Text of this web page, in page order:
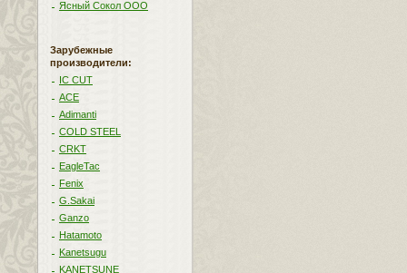
Ясный Сокол ООО
Зарубежные
производители:
IC CUT
ACE
Adimanti
COLD STEEL
CRKT
EagleTac
Fenix
G.Sakai
Ganzo
Hatamoto
Kanetsugu
KANETSUNE